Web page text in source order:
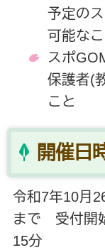
予定の
可能な
スポ
保護者(
こと
開催日
令和7年10月
まで 受付開
15分